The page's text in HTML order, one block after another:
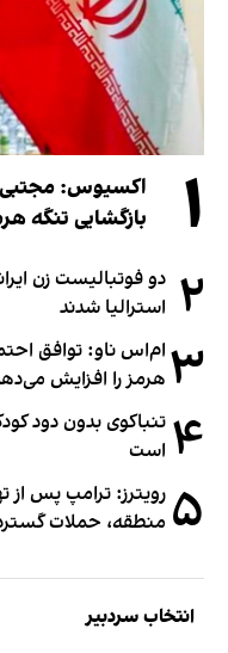
۱
اکسیوس: مجتبی
بازگشایی تنگه
۲ استرالیا شدند
۳ ام‌اس ناو: توافق
هرمز را افزایش
۴ تنباکوی بدون دود
است
۵ رویترز: ترامپ پس از
منطقه، حملات
انتخاب سردبیر